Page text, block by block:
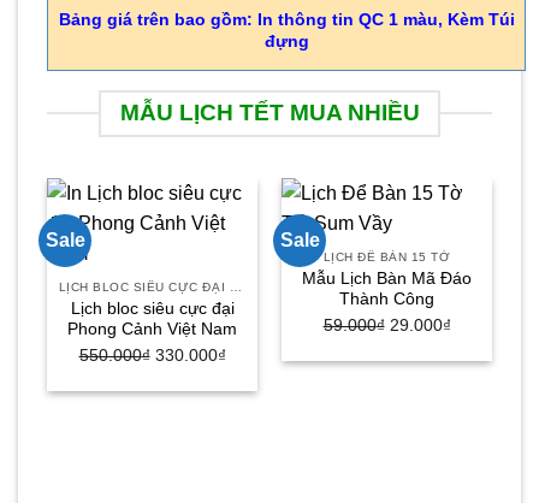
Bảng giá trên bao gồm: In thông tin QC 1 màu, Kèm Túi
đựng
MẪU LỊCH TẾT MUA NHIỀU
Sale
LỊCH BLOC SIÊU CỰC ĐẠI 30X40
Lịch bloc siêu cực đại
Phong Cảnh Việt Nam
550.000₫ Giá
330.000₫Giá
Sale
LỊCH ĐỂ BÀN 15 TỜ
Mẫu Lịch Bàn Mã Đáo
Thành Công
59.000₫ Giá
29.000₫Giá